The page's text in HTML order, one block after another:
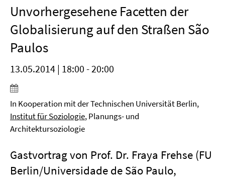
Unvorhergesehene Facetten der
Globalisierung auf den Straßen São
Paulos
13.05.2014 | 18:00 - 20:00
In Kooperation mit der Technischen Universität Berlin,
Institut für Soziologie, Planungs- und
Architektursoziologie
Gastvortrag von Prof. Dr. Fraya Frehse (FU
Berlin/Universidade de São Paulo,